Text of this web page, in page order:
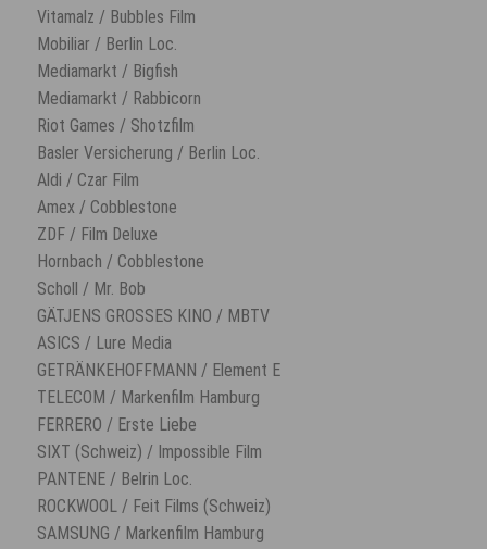
Vitamalz / Bubbles Film
Mobiliar / Berlin Loc.
Mediamarkt / Bigfish
Mediamarkt / Rabbicorn
Riot Games / Shotzfilm
Basler Versicherung / Berlin Loc.
Aldi / Czar Film
Amex / Cobblestone
ZDF / Film Deluxe
Hornbach / Cobblestone
Scholl / Mr. Bob
GÄTJENS GROSSES KINO / MBTV
ASICS / Lure Media
GETRÄNKEHOFFMANN / Element E
TELECOM / Markenfilm Hamburg
FERRERO / Erste Liebe
SIXT (Schweiz) / Impossible Film
PANTENE / Belrin Loc.
ROCKWOOL / Feit Films (Schweiz)
SAMSUNG / Markenfilm Hamburg